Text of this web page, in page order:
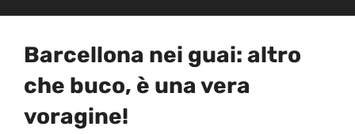
Barcellona nei guai: altro
che buco, è una vera
voragine!